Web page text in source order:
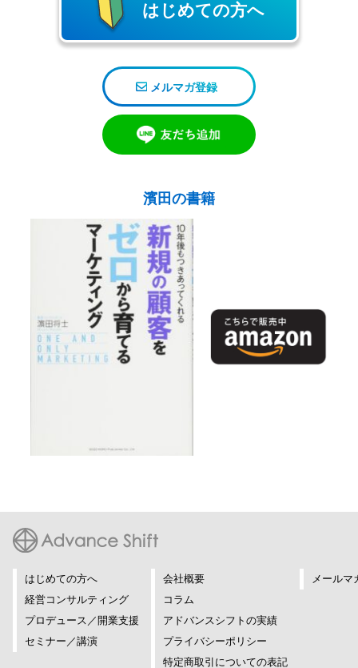
はじめての方へ
メルマガ登録
濱田の書籍
はじめての方へ
経営コンサルティング
プロデュース／開業支援
セミナー／講演
会社概要
コラム
アドバンスシフトの実績
プライバシーポリシー
特定商取引についての表記
メールマ